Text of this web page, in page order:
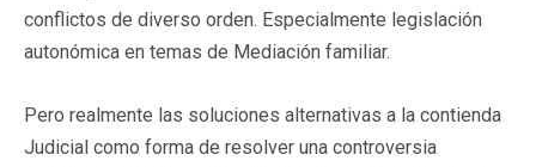
conflictos de diverso orden. Especialmente legislación
autonómica en temas de Mediación familiar.
Pero realmente las soluciones alternativas a la contienda
Judicial como forma de resolver una controversia